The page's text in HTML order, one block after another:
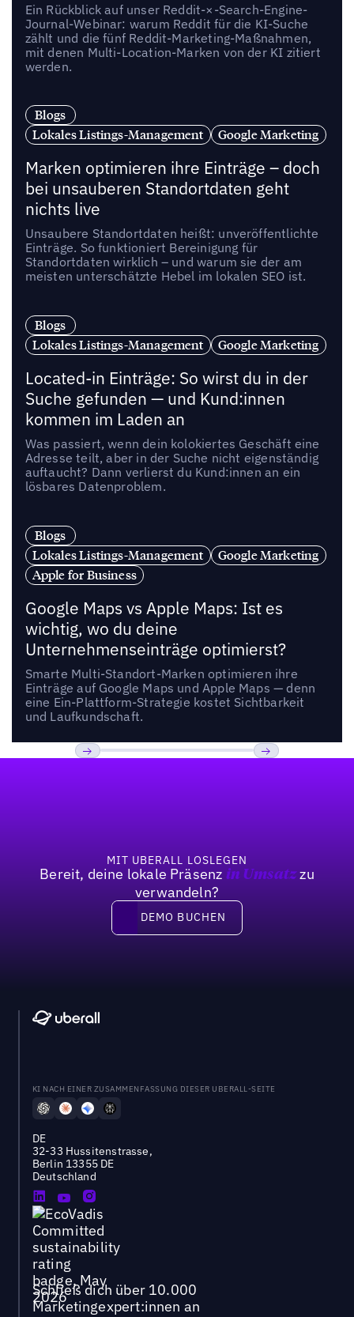
Ein Rückblick auf unser Reddit-×-Search-Engine-
Journal-Webinar: warum Reddit für die KI-Suche
zählt und die fünf Reddit-Marketing-Maßnahmen,
mit denen Multi-Location-Marken von der KI zitiert
werden.
Blogs
Lokales Listings-Management
Google Marketing
Marken optimieren ihre Einträge – doch
bei unsauberen Standortdaten geht
nichts live
Unsaubere Standortdaten heißt: unveröffentlichte
Einträge. So funktioniert Bereinigung für
Standortdaten wirklich – und warum sie der am
meisten unterschätzte Hebel im lokalen SEO ist.
Blogs
Lokales Listings-Management
Google Marketing
Located-in Einträge: So wirst du in der
Suche gefunden — und Kund:innen
kommen im Laden an
Was passiert, wenn dein kolokiertes Geschäft eine
Adresse teilt, aber in der Suche nicht eigenständig
auftaucht? Dann verlierst du Kund:innen an ein
lösbares Datenproblem.
Blogs
Lokales Listings-Management
Google Marketing
Apple for Business
Google Maps vs Apple Maps: Ist es
wichtig, wo du deine
Unternehmenseinträge optimierst?
Smarte Multi-Standort-Marken optimieren ihre
Einträge auf Google Maps und Apple Maps — denn
eine Ein-Plattform-Strategie kostet Sichtbarkeit
und Laufkundschaft.
MIT UBERALL LOSLEGEN
Bereit, deine lokale Präsenz in Umsatzzu
verwandeln?
DEMO BUCHEN
DEMO BUCHEN
KI NACH EINER ZUSAMMENFASSUNG DIESER UBERALL-SEITE
DE
32-33 Hussitenstrasse,
Berlin 13355 DE
Deutschland
Schließ dich über 10.000
Marketingexpert:innen an